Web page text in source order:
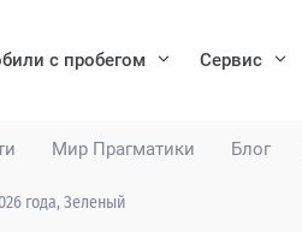
Мир Прагматики Блог
с пробегом Сервис
года, Зеленый